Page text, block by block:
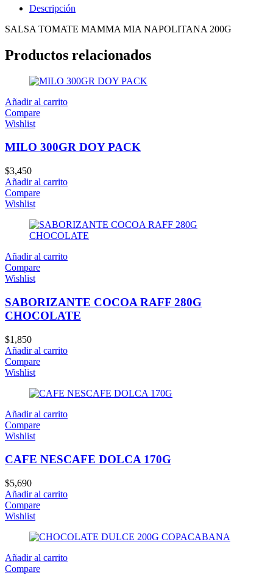
Descripción
SALSA TOMATE MAMMA MIA NAPOLITANA 200G
Productos relacionados
Añadir al carrito
Compare
Wishlist
MILO 300GR DOY PACK
$3,450
Añadir al carrito
Compare
Wishlist
Añadir al carrito
Compare
Wishlist
SABORIZANTE COCOA RAFF 280G
CHOCOLATE
$1,850
Añadir al carrito
Compare
Wishlist
Añadir al carrito
Compare
Wishlist
CAFE NESCAFE DOLCA 170G
$5,690
Añadir al carrito
Compare
Wishlist
Añadir al carrito
Compare